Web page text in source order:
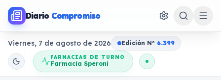
Diario Compromiso
Viernes, 7 de agosto de 2026 Edición No 6.399
FARMACIAS DE TURNO
Farmacia Speroni